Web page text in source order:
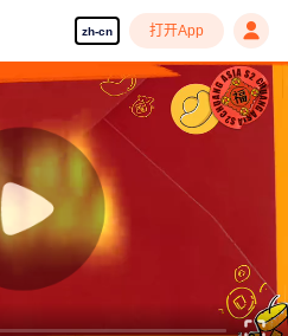
zh-cn 打开App